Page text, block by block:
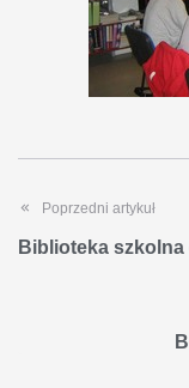
Poprzedni artykuł
Biblioteka